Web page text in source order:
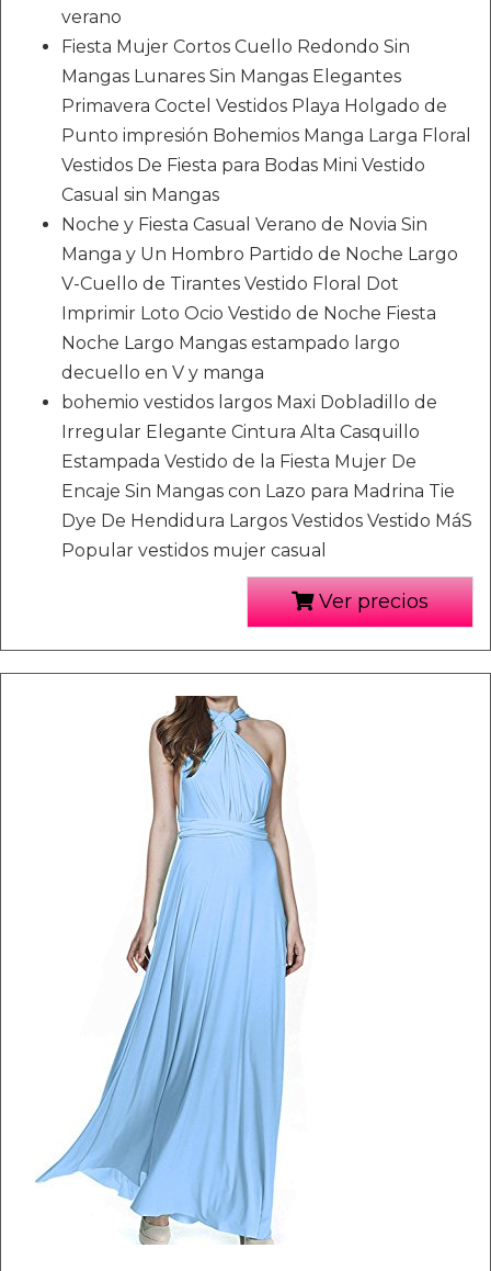
verano
Fiesta Mujer Cortos Cuello Redondo Sin
Mangas Lunares Sin Mangas Elegantes
Primavera Coctel Vestidos Playa Holgado de
Punto impresión Bohemios Manga Larga Floral
Vestidos De Fiesta para Bodas Mini Vestido
Casual sin Mangas
Noche y Fiesta Casual Verano de Novia Sin
Manga y Un Hombro Partido de Noche Largo
V-Cuello de Tirantes Vestido Floral Dot
Imprimir Loto Ocio Vestido de Noche Fiesta
Noche Largo Mangas estampado largo
decuello en V y manga
bohemio vestidos largos Maxi Dobladillo de
Irregular Elegante Cintura Alta Casquillo
Estampada Vestido de la Fiesta Mujer De
Encaje Sin Mangas con Lazo para Madrina Tie
Dye De Hendidura Largos Vestidos Vestido MáS
Popular vestidos mujer casual
Ver precios